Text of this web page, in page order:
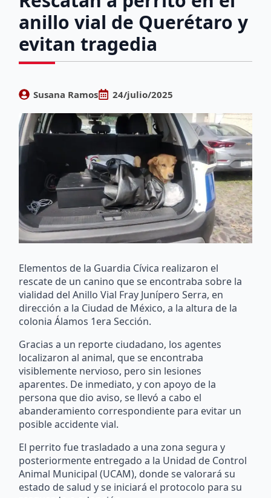
anillo vial de Querétaro y
evitan tragedia
Susana Ramos 24/julio/2025
Elementos de la Guardia Cívica realizaron el
rescate de un canino que se encontraba sobre la
vialidad del Anillo Vial Fray Junípero Serra, en
dirección a la Ciudad de México, a la altura de la
colonia Álamos 1era Sección.
Gracias a un reporte ciudadano, los agentes
localizaron al animal, que se encontraba
visiblemente nervioso, pero sin lesiones
aparentes. De inmediato, y con apoyo de la
persona que dio aviso, se llevó a cabo el
abanderamiento correspondiente para evitar un
posible accidente vial.
El perrito fue trasladado a una zona segura y
posteriormente entregado a la Unidad de Control
Animal Municipal (UCAM), donde se valorará su
estado de salud y se iniciará el protocolo para su